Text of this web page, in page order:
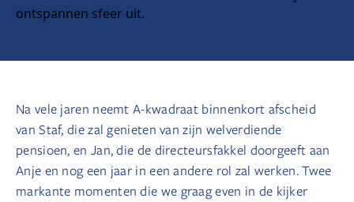
Na vele jaren neemt A-kwadraat binnenkort afscheid
van Staf, die zal genieten van zijn welverdiende
pensioen, en Jan, die de directeursfakkel doorgeeft aan
Anje en nog een jaar in een andere rol zal werken. Twee
markante momenten die we graag even in de kijker